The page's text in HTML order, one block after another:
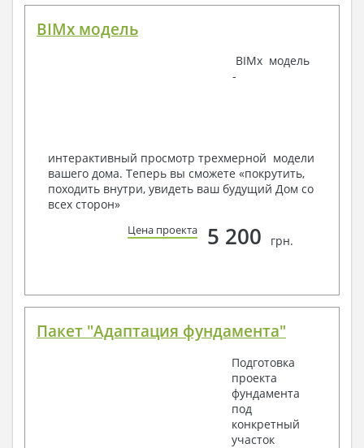
Инженеров – всегда готовы воплотить Вашу мечту
условий, за дополнительную плату.
Получить профессиональную консультацию у
наших специалистов, Вы можете любым
способом связи: закажите обратный звонок,
по viber, e-mail, телефон -
BIMx модель
BIMx модель
-
интерактивный просмотр трехмерной модели
вашего дома. Теперь вы сможете «покрутить,
походить внутри, увидеть ваш будущий Дом со
всех сторон»
Цена проекта 5 200 грн.
Пакет "Адаптация фундамента"
Подготовка
проекта
фундамента
под
конкретный
участок